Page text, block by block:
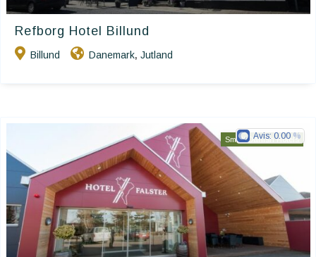
Refborg Hotel Billund
Billund Danemark, Jutland
Small Danish Hotels
Avis: 0.00